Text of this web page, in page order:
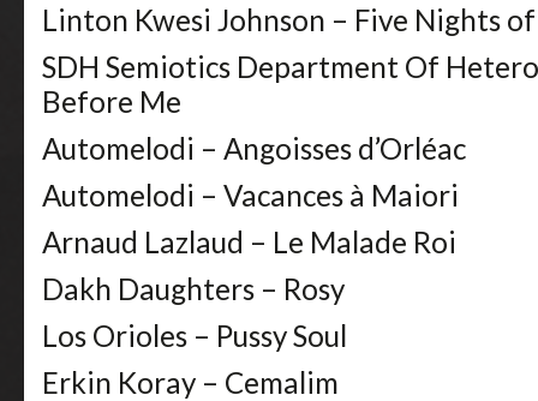
Linton Kwesi Johnson – Five Nights
SDH Semiotics Department Of
Before Me
Automelodi – Angoisses d’Orléac
Automelodi – Vacances à Maiori
Arnaud Lazlaud – Le Malade Roi
Dakh Daughters – Rosy
Los Orioles – Pussy Soul
Erkin Koray – Cemalim